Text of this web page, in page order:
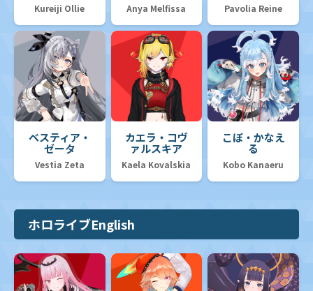
Kureiji Ollie Anya Melfissa Pavolia Reine
ベスティア・
ゼータ
Vestia Zeta
カエラ・コヴ
ァルスキア
Kaela Kovalskia
こぼ・かなえ
る
Kobo Kanaeru
ホロライブEnglish